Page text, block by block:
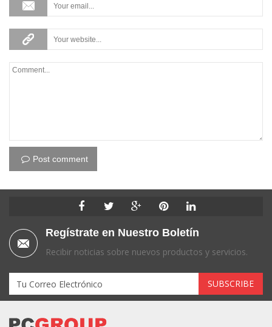
Post comment
Regístrate en Nuestro Boletín
Recibir noticias sobre nuevos productos y servicios.